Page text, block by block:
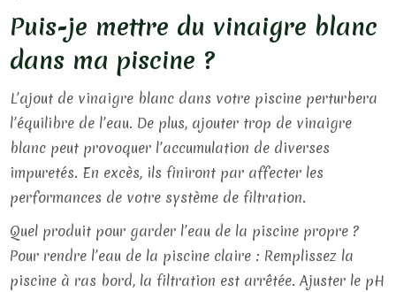
Puis-je mettre du vinaigre blanc
dans ma piscine ?
L’ajout de vinaigre blanc dans votre piscine perturbera
l’équilibre de l’eau. De plus, ajouter trop de vinaigre
blanc peut provoquer l’accumulation de diverses
impuretés. En excès, ils finiront par affecter les
performances de votre système de filtration.
Quel produit pour garder l’eau de la piscine propre ?
Pour rendre l’eau de la piscine claire : Remplissez la
piscine à ras bord, la filtration est arrêtée. Ajuster le pH